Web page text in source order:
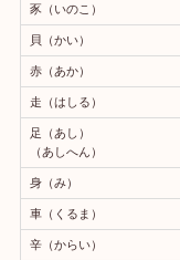
豕（いのこ）
貝（かい）
赤（あか）
走（はしる）
足（あし）
（あしへん）
身（み）
車（くるま）
辛（からい）